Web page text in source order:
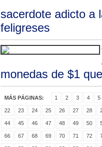
sacerdote adicto a
feligreses
monedas de $1
MÁS PÁGINAS: 1 2 3 4 5
22 23 24 25 26 27 28
44 45 46 47 48 49 50
66 67 68 69 70 71 72